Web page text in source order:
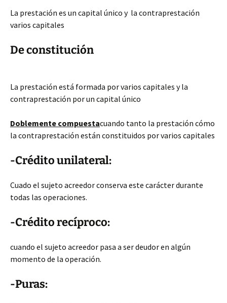
La prestación es un capital único y la contraprestación
varios capitales
De constitución
La prestación está formada por varios capitales y la
contraprestación por un capital único
Doblemente compuestacuando tanto la prestación cómo
la contraprestación están constituidos por varios capitales
-Crédito unilateral:
Cuado el sujeto acreedor conserva este carácter durante
todas las operaciones.
-Crédito recíproco:
cuando el sujeto acreedor pasa a ser deudor en algún
momento de la operación.
-Puras: